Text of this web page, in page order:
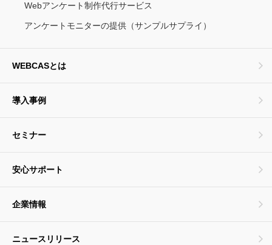
Webアンケート制作代行サービス
アンケートモニターの提供（サンプルサプライ）
WEBCASとは
導入事例
セミナー
安心サポート
企業情報
ニュースリリース